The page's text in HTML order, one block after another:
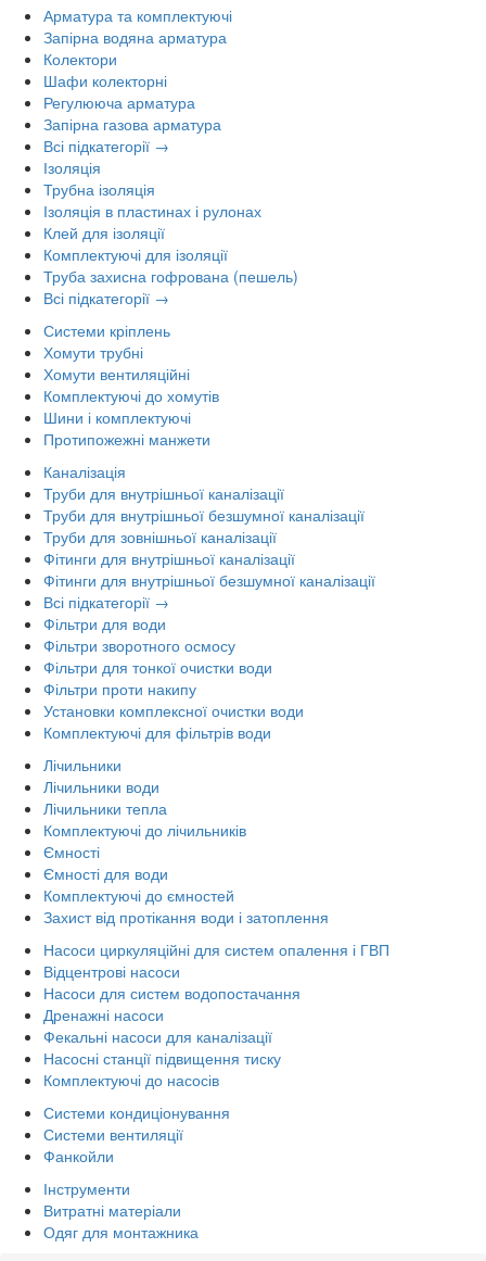
Арматура та комплектуючі
Запірна водяна арматура
Колектори
Шафи колекторні
Регулююча арматура
Запірна газова арматура
Всі підкатегорії →
Ізоляція
Трубна ізоляція
Ізоляція в пластинах і рулонах
Клей для ізоляції
Комплектуючі для ізоляції
Труба захисна гофрована (пешель)
Всі підкатегорії →
Системи кріплень
Хомути трубні
Хомути вентиляційні
Комплектуючі до хомутів
Шини і комплектуючі
Протипожежні манжети
Каналізація
Труби для внутрішньої каналізації
Труби для внутрішньої безшумної каналізації
Труби для зовнішньої каналізації
Фітинги для внутрішньої каналізації
Фітинги для внутрішньої безшумної каналізації
Всі підкатегорії →
Фільтри для води
Фільтри зворотного осмосу
Фільтри для тонкої очистки води
Фільтри проти накипу
Установки комплексної очистки води
Комплектуючі для фільтрів води
Лічильники
Лічильники води
Лічильники тепла
Комплектуючі до лічильників
Ємності
Ємності для води
Комплектуючі до ємностей
Захист від протікання води і затоплення
Насоси циркуляційні для систем опалення і ГВП
Відцентрові насоси
Насоси для систем водопостачання
Дренажні насоси
Фекальні насоси для каналізації
Насосні станції підвищення тиску
Комплектуючі до насосів
Системи кондиціонування
Системи вентиляції
Фанкойли
Інструменти
Витратні матеріали
Одяг для монтажника